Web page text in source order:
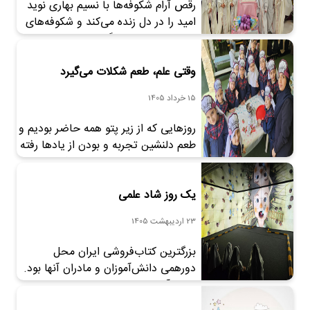
دانش‌آموزان ارائه می‌کنند. برنامه درسی
واحد نیاوران چیستان، هوشستان،
رصدخانه، حساب […]
رقص آرام شکوفه‌ها با نسیم بهاری نوید
امید را در دل زنده می‌کند و شکوفه‌های
سفید و صورتی زندگی را به رخ
دختران علامه‌ای نیز با چادرهای سفید و
امید به آینده را تداعی می‌کنند و با
هدیه‌های جشن تکلیف خود فصلی نو را
[…]
وقتی علم، طعم شکلات می‌گیرد
15 خرداد 1405
روزهایی که از زیر پتو همه حاضر بودیم و
طعم دلنشین تجربه و بودن از یادها رفته
بود دختران علامه‌ای با مادرانشان مهمان
دبستان دخترانه علامه طباطبایی در
دستان خود طعم شیرین علم شکلاتی را
چشیدند و با ذوب کردن شکلات تغییر
حالت […]
یک روز شاد علمی
23 اردیبهشت 1405
بزرگترین کتاب‌فروشی ایران محل
دورهمی دانش‌آموزان و مادران آنها بود.
دانش‌آموزان دبستان دخترانه علامه